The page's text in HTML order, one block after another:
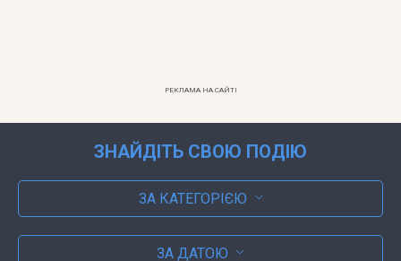
РЕКЛАМА НА САЙТІ
ЗНАЙДІТЬ СВОЮ ПОДІЮ
ЗА КАТЕГОРІЄЮ
ЗА ДАТОЮ